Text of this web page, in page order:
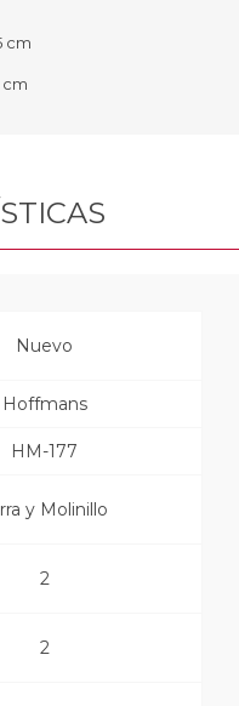
cm
cm
Nuevo
Hoffmans
HM-177
y Molinillo
2
2